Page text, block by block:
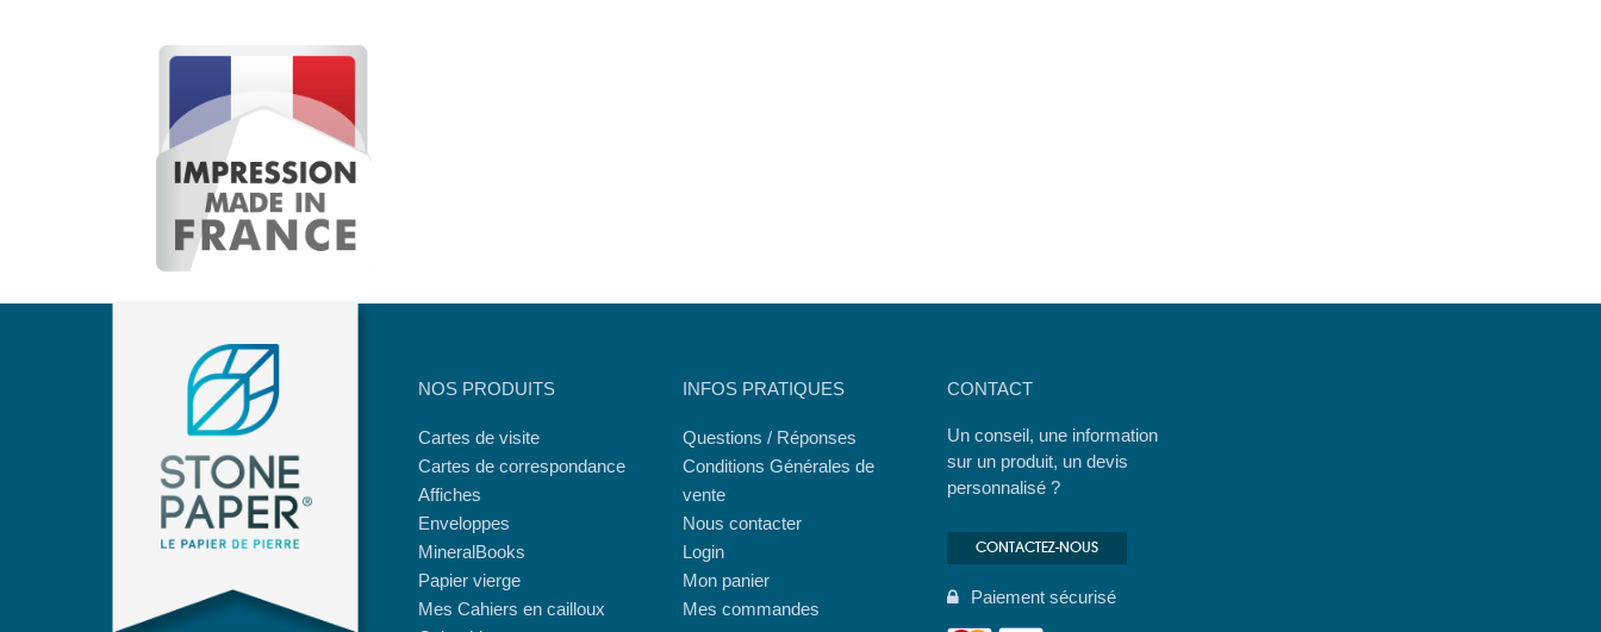
NOS PRODUITS
Cartes de visite
Cartes de correspondance
Affiches
Enveloppes
MineralBooks
Papier vierge
Mes Cahiers en cailloux
INFOS PRATIQUES
Questions / Réponses
Conditions Générales de
vente
Nous contacter
Login
Mon panier
Mes commandes
CONTACT
Un conseil, une information
sur un produit, un devis
personnalisé ?
CONTACTEZ-NOUS
Paiement sécurisé